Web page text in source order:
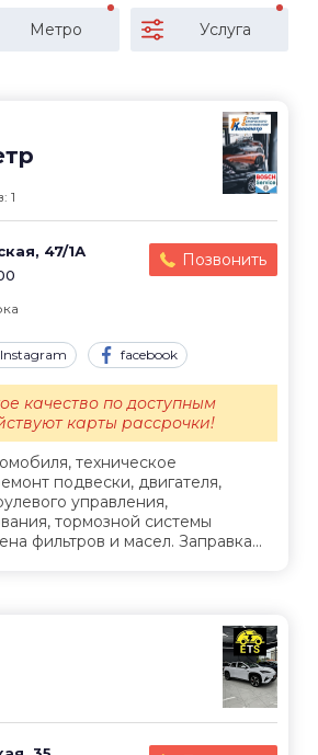
Метро Услуга
1
47/1А
Позвонить
Instagram facebook
техническое
подвески, двигателя,
управления,
тормозной системы
фильтров и масел. Заправка...
качество по доступным
карты рассрочки!